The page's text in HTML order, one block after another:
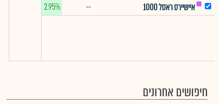
איישיירס ראסל 1000
--
2.95%
חיפושים אחרונים